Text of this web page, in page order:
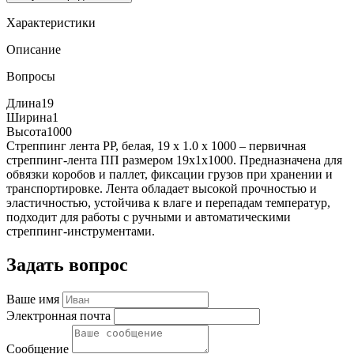
Характеристики
Описание
Вопросы
Длина19
Ширина1
Высота1000
Стреппинг лента PP, белая, 19 х 1.0 х 1000 – первичная
стреппинг-лента ПП размером 19x1x1000. Предназначена для
обвязки коробов и паллет, фиксации грузов при хранении и
транспортировке. Лента обладает высокой прочностью и
эластичностью, устойчива к влаге и перепадам температур,
подходит для работы с ручными и автоматическими
стреппинг-инструментами.
Задать вопрос
Ваше имя
Электронная почта
Сообщение